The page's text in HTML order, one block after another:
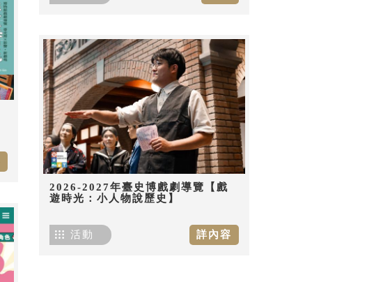
2026-2027年臺史博戲劇導覽【戲
遊時光：小人物說歷史】
詳內容
活動